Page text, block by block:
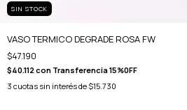
SIN STOCK
VASO TERMICO DEGRADE ROSA FW
$47.190
$40.112 con Transferencia 15%0FF
3 cuotas sin interés de $15.730